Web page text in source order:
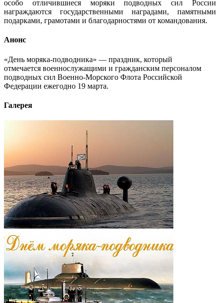
особо отличившиеся моряки подводных сил России
награждаются государственными наградами, памятными
подарками, грамотами и благодарностями от командования.
Анонс
«День моряка-подводника» — праздник, который
отмечается военнослужащими и гражданским персоналом
подводных сил Военно-Морского Флота Российской
Федерации ежегодно 19 марта.
Галерея